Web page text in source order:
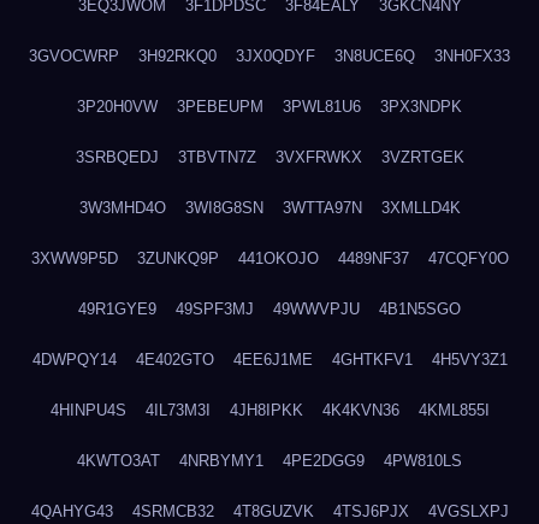
3EQ3JWOM 3F1DPDSC 3F84EALY 3GKCN4NY
3GVOCWRP 3H92RKQ0 3JX0QDYF 3N8UCE6Q 3NH0FX33
3P20H0VW 3PEBEUPM 3PWL81U6 3PX3NDPK
3SRBQEDJ 3TBVTN7Z 3VXFRWKX 3VZRTGEK
3W3MHD4O 3WI8G8SN 3WTTA97N 3XMLLD4K
3XWW9P5D 3ZUNKQ9P 441OKOJO 4489NF37 47CQFY0O
49R1GYE9 49SPF3MJ 49WWVPJU 4B1N5SGO
4DWPQY14 4E402GTO 4EE6J1ME 4GHTKFV1 4H5VY3Z1
4HINPU4S 4IL73M3I 4JH8IPKK 4K4KVN36 4KML855I
4KWTO3AT 4NRBYMY1 4PE2DGG9 4PW810LS
4QAHYG43 4SRMCB32 4T8GUZVK 4TSJ6PJX 4VGSLXPJ